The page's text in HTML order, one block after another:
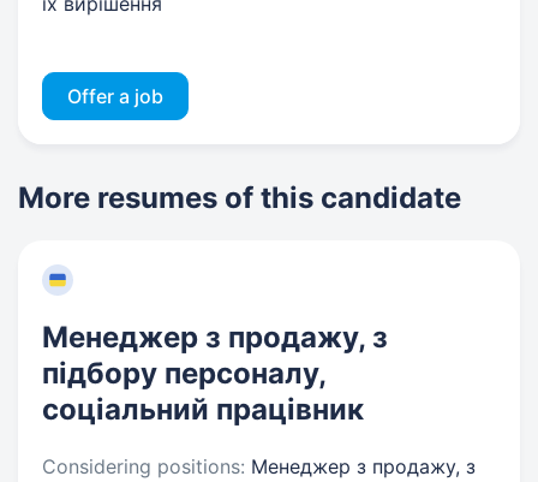
Offer a job
More resumes of this candidate
Менеджер з продажу, з
підбору персоналу,
соціальний працівник
Considering positions: Менеджер з продажу, з